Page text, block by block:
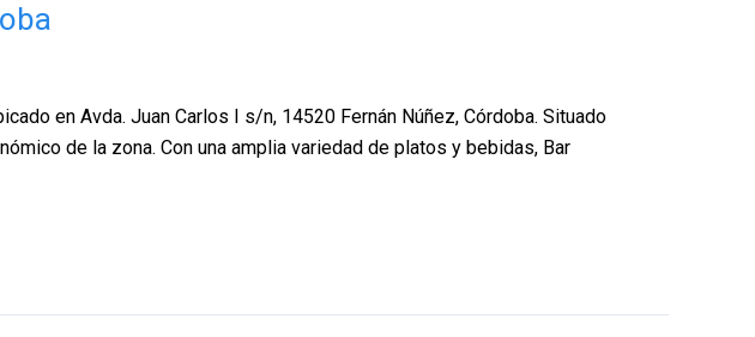
en Avda. Juan Carlos I s/n, 14520 Fernán Núñez, Córdoba. Situado
de la zona. Con una amplia variedad de platos y bebidas, Bar